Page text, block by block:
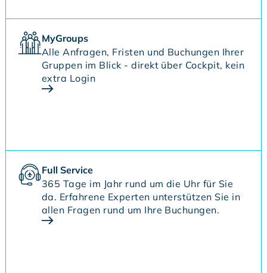
MyGroups
Alle Anfragen, Fristen und Buchungen Ihrer
Gruppen im Blick - direkt über Cockpit, kein
extra Login
Full Service
365 Tage im Jahr rund um die Uhr für Sie
da. Erfahrene Experten unterstützen Sie in
allen Fragen rund um Ihre Buchungen.